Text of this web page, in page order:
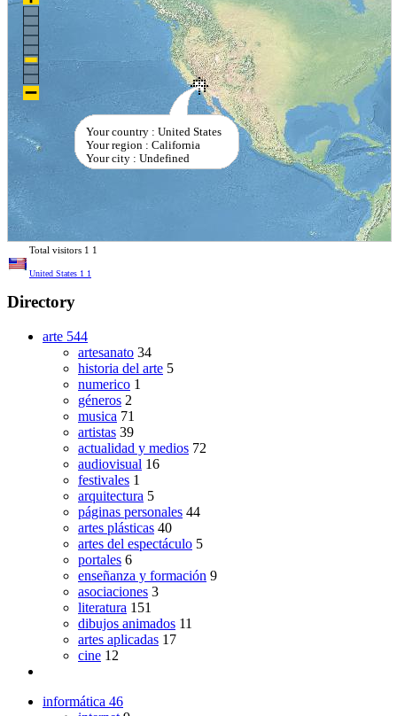
Your country : United States
Your region : California
Your city : Undefined
Total visitors 1 1
United States 1 1
Directory
arte 544
artesanato 34
historia del arte 5
numerico 1
géneros 2
musica 71
artistas 39
actualidad y medios 72
audiovisual 16
festivales 1
arquitectura 5
páginas personales 44
artes plásticas 40
artes del espectáculo 5
portales 6
enseñanza y formación 9
asociaciones 3
literatura 151
dibujos animados 11
artes aplicadas 17
cine 12
informática 46